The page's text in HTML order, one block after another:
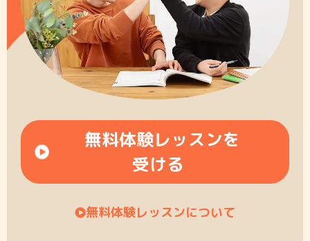
無料体験レッスンを
受ける
無料体験レッスンについて